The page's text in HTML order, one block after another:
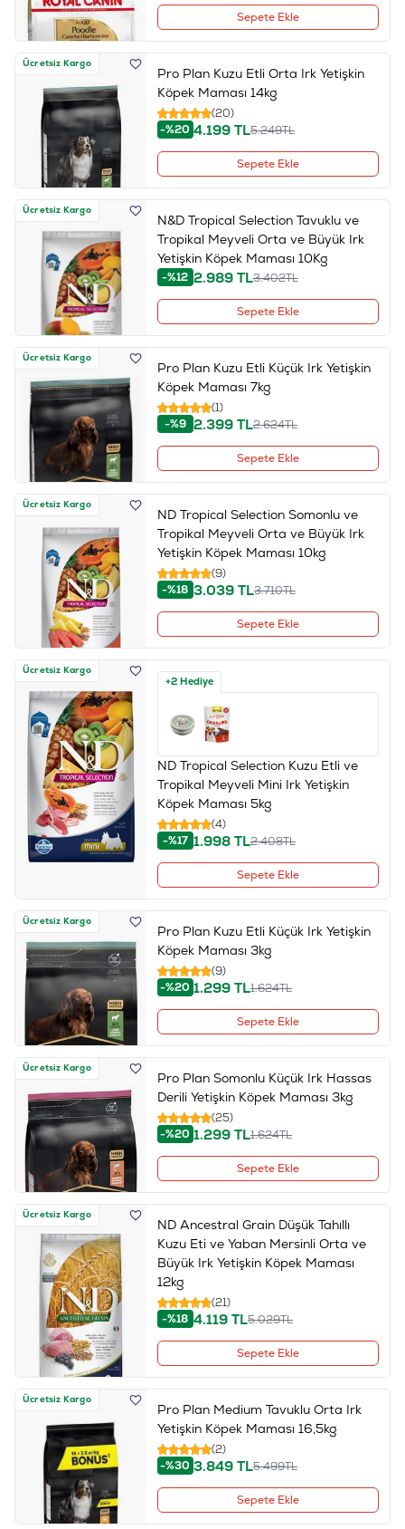
Sepete Ekle
Ücretsiz Kargo
Pro Plan Kuzu Etli Orta Irk Yetişkin
Köpek Maması 14kg
(20)
-%20 4.199TL5.249TL
Sepete Ekle
Ücretsiz Kargo
N&D Tropical Selection Tavuklu ve
Tropikal Meyveli Orta ve Büyük Irk
Yetişkin Köpek Maması 10Kg
-%12 2.989TL3.402TL
Sepete Ekle
Ücretsiz Kargo
Pro Plan Kuzu Etli Küçük Irk Yetişkin
Köpek Maması 7kg
(1)
-%9 2.399TL2.624TL
Sepete Ekle
Ücretsiz Kargo
ND Tropical Selection Somonlu ve
Tropikal Meyveli Orta ve Büyük Irk
Yetişkin Köpek Maması 10kg
(9)
-%18 3.039TL3.710TL
Sepete Ekle
Ücretsiz Kargo
+2 Hediye
ND Tropical Selection Kuzu Etli ve
Tropikal Meyveli Mini Irk Yetişkin
Köpek Maması 5kg
(4)
-%17 1.998TL2.408TL
Sepete Ekle
Ücretsiz Kargo
Pro Plan Kuzu Etli Küçük Irk Yetişkin
Köpek Maması 3kg
(9)
-%20 1.299TL1.624TL
Sepete Ekle
Ücretsiz Kargo
Pro Plan Somonlu Küçük Irk Hassas
Derili Yetişkin Köpek Maması 3kg
(25)
-%20 1.299TL1.624TL
Sepete Ekle
Ücretsiz Kargo
ND Ancestral Grain Düşük Tahıllı
Kuzu Eti ve Yaban Mersinli Orta ve
Büyük Irk Yetişkin Köpek Maması
12kg
(21)
-%18 4.119TL5.029TL
Sepete Ekle
Ücretsiz Kargo
Pro Plan Medium Tavuklu Orta Irk
Yetişkin Köpek Maması 16,5kg
(2)
-%30 3.849TL5.499TL
Sepete Ekle